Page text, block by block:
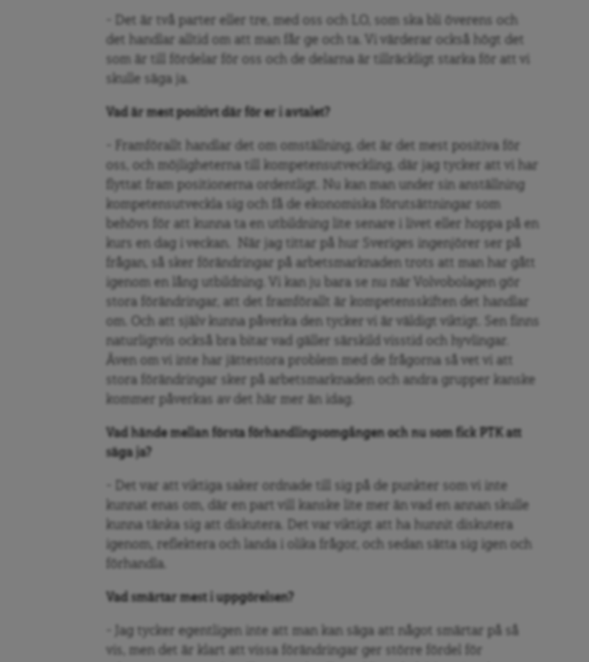
– Det är två parter eller tre, med oss och LO, som ska bli överens och
det handlar alltid om att man får ge och ta. Vi värderar också högt det
som är till fördelar för oss och de delarna är tillräckligt starka för att vi
skulle säga ja.
Vad är mest positivt där för er i avtalet?
– Framförallt handlar det om omställning, det är det mest positiva för
oss, och möjligheterna till kompetensutveckling, där jag tycker att vi har
flyttat fram positionerna ordentligt. Nu kan man under sin anställning
kompetensutveckla sig och få de ekonomiska förutsättningar som
behövs för att kunna ta en utbildning lite senare i livet eller hoppa på en
kurs en dag i veckan. När jag tittar på hur Sveriges ingenjörer ser på
frågan, så sker förändringar på arbetsmarknaden trots att man har gått
igenom en lång utbildning. Vi kan ju bara se nu när Volvobolagen gör
stora förändringar, att det framförallt är kompetensskiften det handlar
om. Och att själv kunna påverka den tycker vi är väldigt viktigt. Sen finns
naturligtvis också bra bitar vad gäller särskild visstid och hyvlingar.
Även om vi inte har jättestora problem med de frågorna så vet vi att
stora förändringar sker på arbetsmarknaden och andra grupper kanske
kommer påverkas av det här mer än idag.
Vad hände mellan första förhandlingsomgången och nu som fick PTK att
säga ja?
– Det var att viktiga saker ordnade till sig på de punkter som vi inte
kunnat enas om, där en part vill kanske lite mer än vad en annan skulle
kunna tänka sig att diskutera. Det var viktigt att ha hunnit diskutera
igenom, reflektera och landa i olika frågor, och sedan sätta sig igen och
förhandla.
Vad smärtar mest i uppgörelsen?
– Jag tycker egentligen inte att man kan säga att något smärtar på så
vis, men det är klart att vissa förändringar ger större fördel för